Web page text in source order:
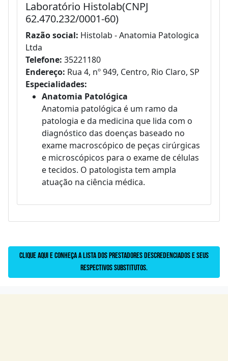
Laboratório Histolab(CNPJ
62.470.232/0001-60)
Razão social: Histolab - Anatomia Patologica
Ltda
Telefone: 35221180
Endereço: Rua 4, nº 949, Centro, Rio Claro, SP
Especialidades:
Anatomia Patológica
Anatomia patológica é um ramo da
patologia e da medicina que lida com o
diagnóstico das doenças baseado no
exame macroscópico de peças cirúrgicas
e microscópicos para o exame de células
e tecidos. O patologista tem ampla
atuação na ciência médica.
Clique aqui e conheça a lista dos prestadores descredenciados e seus
respectivos substitutos.